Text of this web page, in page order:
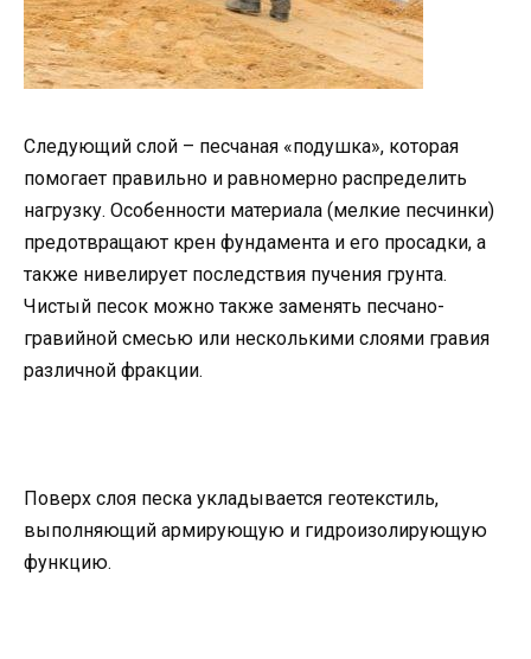
Следующий слой – песчаная «подушка», которая
помогает правильно и равномерно распределить
нагрузку. Особенности материала (мелкие песчинки)
предотвращают крен фундамента и его просадки, а
также нивелирует последствия пучения грунта.
Чистый песок можно также заменять песчано-
гравийной смесью или несколькими слоями гравия
различной фракции.
Поверх слоя песка укладывается геотекстиль,
выполняющий армирующую и гидроизолирующую
функцию.